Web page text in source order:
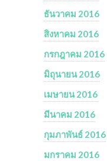
ธันวาคม 2016
สิงหาคม 2016
กรกฎาคม 2016
มิถุนายน 2016
เมษายน 2016
มีนาคม 2016
กุมภาพันธ์ 2016
มกราคม 2016